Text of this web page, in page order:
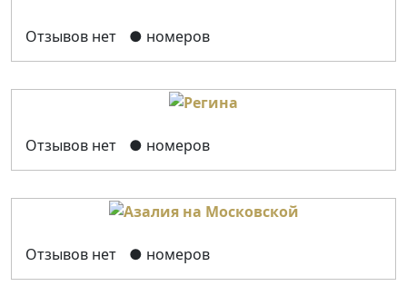
Отзывов нет ● номеров
Отзывов нет ● номеров
Отзывов нет ● номеров